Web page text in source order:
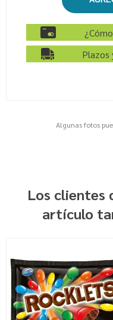
Plazos
Algunas fotos
Los clientes
artículo